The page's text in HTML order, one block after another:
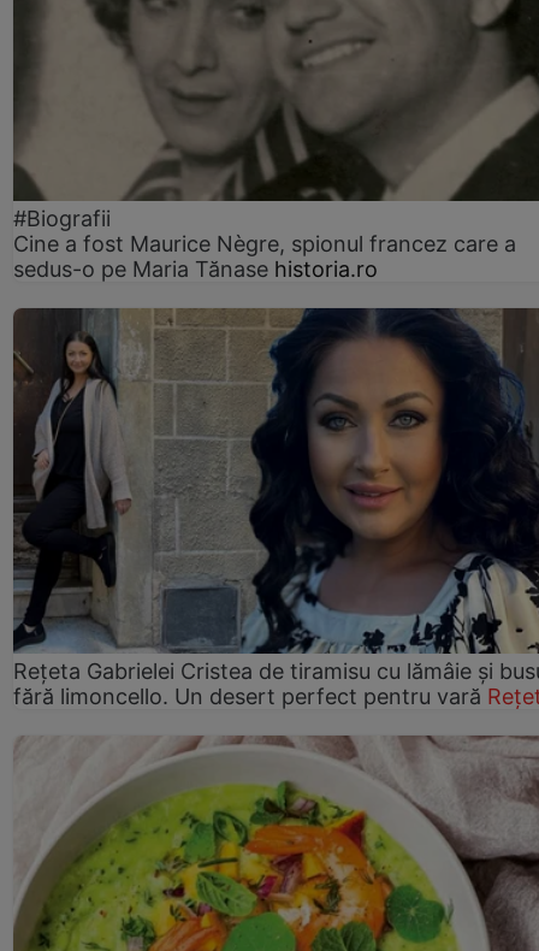
#Biografii
Cine a fost Maurice Nègre, spionul francez care a
sedus-o pe Maria Tănase historia.ro
Rețeta Gabrielei Cristea de tiramisu cu lămâie și
fără limoncello. Un desert perfect pentru vară